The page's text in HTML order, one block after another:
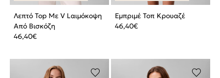
Λεπτό Top Mε V Lαιμόκοψη
Aπό Bισκόζη
46,40€
Εμπριμέ Τοπ Κρουαζέ
46,40€